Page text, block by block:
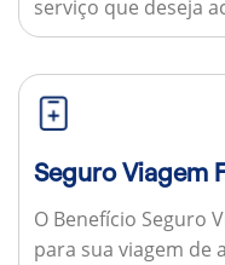
serviço que deseja
Seguro Viagem
O Benefício Seguro
para sua viagem de